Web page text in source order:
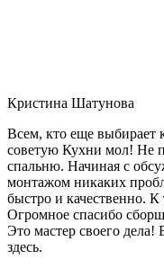
Кристина Шатунова
Всем, кто еще выбирает
советую Кухни мол! Не
спальню. Начиная с
монтажом никаких
быстро и качественно.
Огромное спасибо
Это мастер своего дела!
здесь.